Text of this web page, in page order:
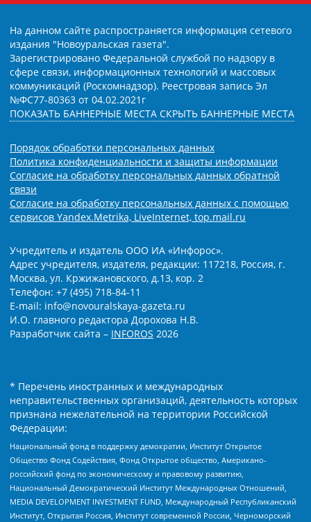
На данном сайте распространяется информация сетевого
издания "Новоуральская газета".
Зарегистрировано Федеральной службой по надзору в
сфере связи, информационных технологий и массовых
коммуникаций (Роскомнадзор). Реестровая запись Эл
№ФС77-80363 от 04.02.2021г
ПОКАЗАТЬ БАННЕРНЫЕ МЕСТА СКРЫТЬ БАННЕРНЫЕ МЕСТА
Порядок обработки персональных данных
Политика конфиденциальности и защиты информации
Согласие на обработку персональных данных обратной
связи
Согласие на обработку персональных данных с помощью
сервисов Yandex.Metrika, LiveInternet, top.mail.ru
Учредитель и издатель ООО ИА «Инфорос».
Адрес учредителя, издателя, редакции: 117218, Россия, г.
Москва, ул. Кржижановского, д.13, кор. 2
Телефон: +7 (495) 718-84-11
E-mail: info@novouralskaya-gazeta.ru
И.О. главного редактора Дорохова Н.В.
Разработчик сайта – INFOROS 2026
* Перечень иностранных и международных
неправительственных организаций, деятельность которых
признана нежелательной на территории Российской
Федерации:
Национальный фонд в поддержку демократии, Институт Открытое
Общество Фонд Содействия, Фонд Открытое общество, Американо-
российский фонд по экономическому и правовому развитию,
Национальный Демократический Институт Международных Отношений,
MEDIA DEVELOPMENT INVESTMENT FUND, Международный Республиканский
Институт, Открытая Россия, Институт современной России, Черноморский